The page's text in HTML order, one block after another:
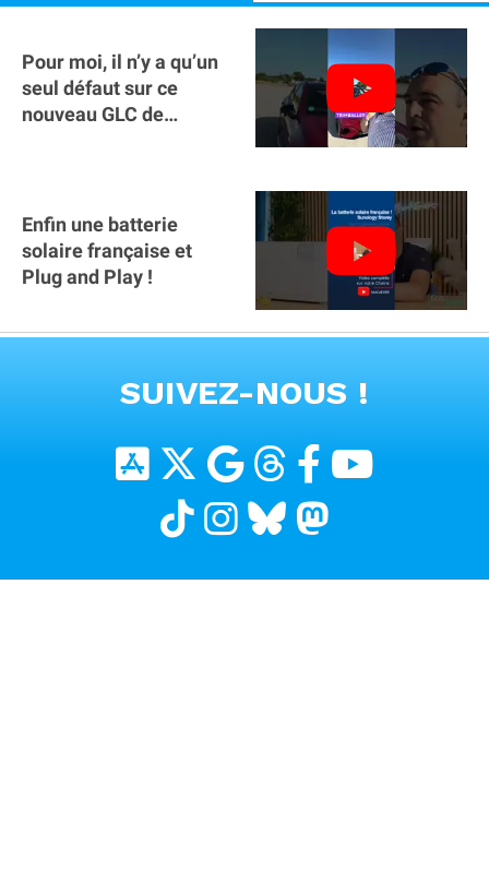
Pour moi, il n’y a qu’un
seul défaut sur ce
nouveau GLC de
Enfin une batterie
solaire française et
Plug and Play !
SUIVEZ-NOUS !